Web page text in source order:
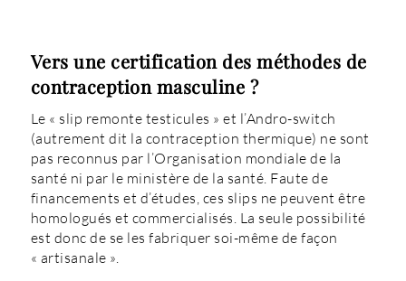
Vers une certification des méthodes de
contraception masculine ?
Le « slip remonte testicules » et l’Andro-switch
(autrement dit la contraception thermique) ne sont
pas reconnus par l’Organisation mondiale de la
santé ni par le ministère de la santé. Faute de
financements et d’études, ces slips ne peuvent être
homologués et commercialisés. La seule possibilité
est donc de se les fabriquer soi-même de façon
« artisanale ».